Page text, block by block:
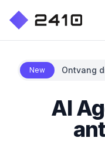
New Ontvang
AI